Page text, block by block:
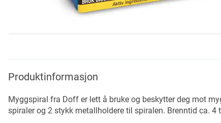
the
beginning
the
images
gallery
Produktinformasjon
Myggspiral fra Doff er lett å bruke og beskytter deg mot
spiraler og 2 stykk metallholdere til spiralen. Brenntid ca. 4